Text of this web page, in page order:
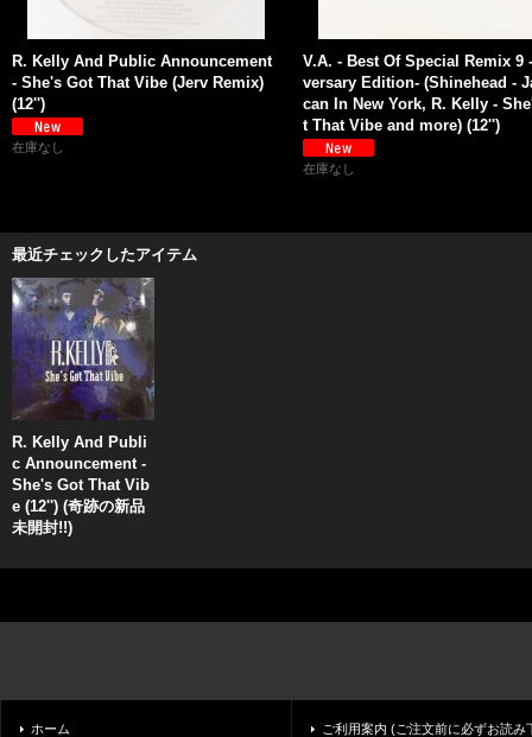
R. Kelly And Public Announcement
- She's Got That Vibe (Jerv Remix)
(12'')
在庫なし
V.A. - Best Of Special Remix 9
versary Edition- (Shinehead -
can In New York, R. Kelly -
t That Vibe and more) (12'')
在庫なし
最近チェックしたアイテム
R. Kelly And Publi
c Announcement -
She's Got That Vib
e (12'') (奇跡の新品
未開封!!)
ホーム
ご利用案内 (ご注文前に必ずお読み